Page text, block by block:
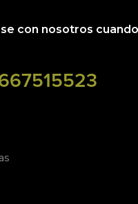
con nosotros